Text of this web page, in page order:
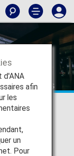
Angeles
d'ANA
afin
les
un
Pour